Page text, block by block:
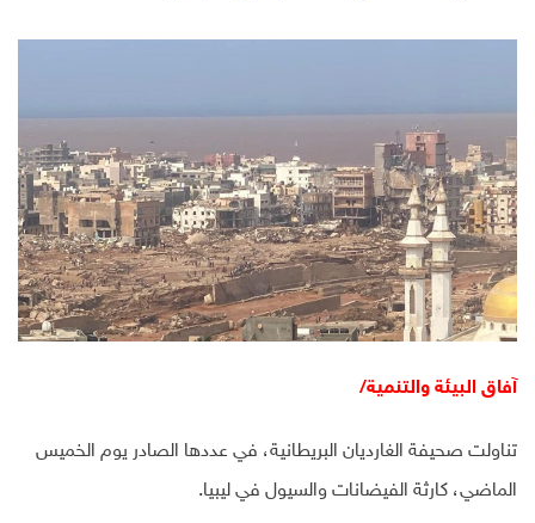
آفاق البيئة والتنمية/
تناولت صحيفة الغارديان البريطانية، في عددها الصادر يوم الخميس
الماضي، كارثة الفيضانات والسيول في ليبيا.